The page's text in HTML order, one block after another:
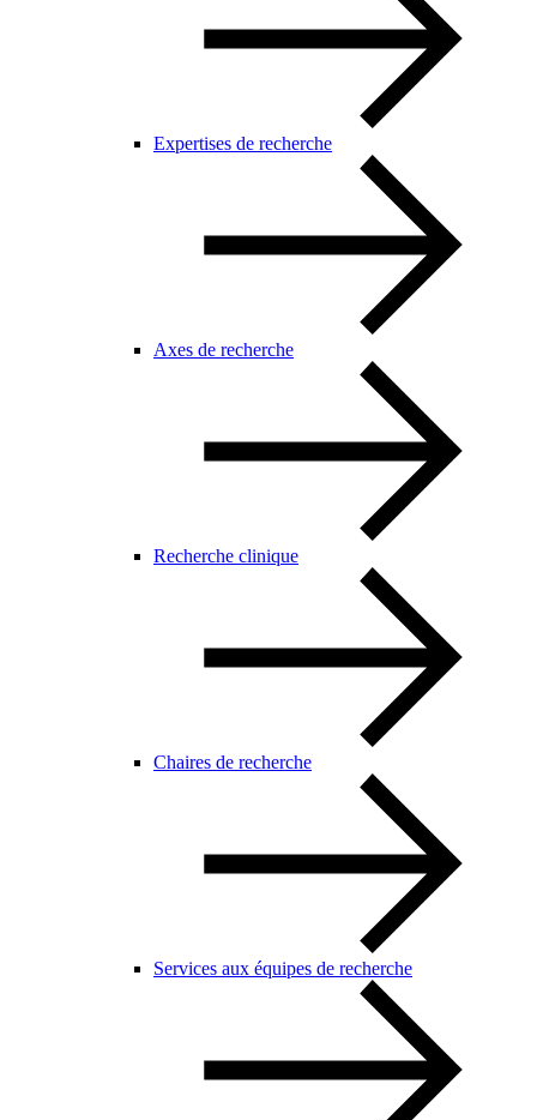
Expertises de recherche
Axes de recherche
Recherche clinique
Chaires de recherche
Services aux équipes de recherche